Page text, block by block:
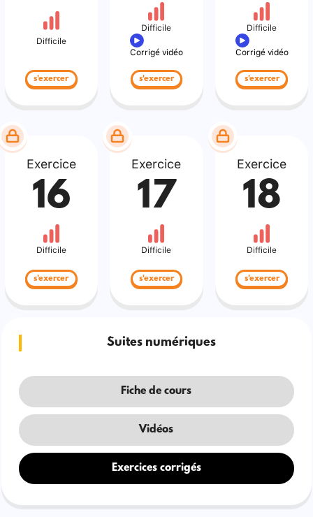
Difficile
s'exercer
Difficile
Corrigé vidéo
s'exercer
Difficile
Corrigé vidéo
s'exercer
Exercice
16
Difficile
s'exercer
Exercice
17
Difficile
s'exercer
Exercice
18
Difficile
s'exercer
Suites numériques
Fiche de cours
Vidéos
Exercices corrigés